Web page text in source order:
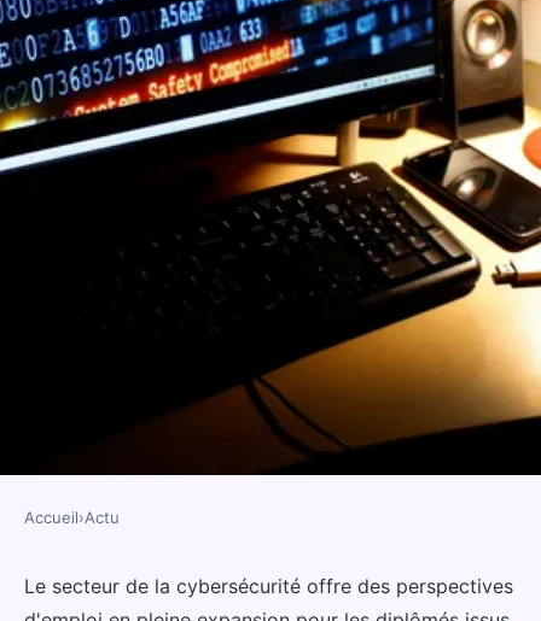
Bachelor cybersécurité salaire :
Accueil›Actu
Le secteur de la cybersécurité offre des perspectives